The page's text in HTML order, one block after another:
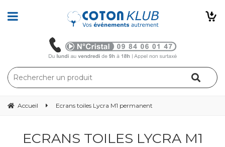
Accueil Ecrans toiles Lycra M1 permanent
ECRANS TOILES LYCRA M1